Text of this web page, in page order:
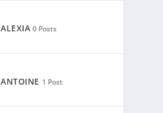
ALEXIA 0 Posts
ANTOINE 1 Post